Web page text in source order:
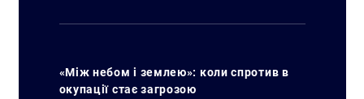
«Між небом і землею»: коли спротив в
окупації стає загрозою